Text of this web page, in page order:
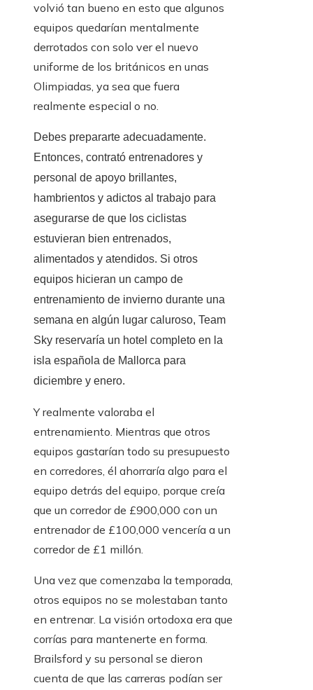
volvió tan bueno en esto que algunos
equipos quedarían mentalmente
derrotados con solo ver el nuevo
uniforme de los británicos en unas
Olimpiadas, ya sea que fuera
realmente especial o no.
Debes prepararte adecuadamente.
Entonces, contrató entrenadores y
personal de apoyo brillantes,
hambrientos y adictos al trabajo para
asegurarse de que los ciclistas
estuvieran bien entrenados,
alimentados y atendidos. Si otros
equipos hicieran un campo de
entrenamiento de invierno durante una
semana en algún lugar caluroso, Team
Sky reservaría un hotel completo en la
isla española de Mallorca para
diciembre y enero.
Y realmente valoraba el
entrenamiento. Mientras que otros
equipos gastarían todo su presupuesto
en corredores, él ahorraría algo para el
equipo detrás del equipo, porque creía
que un corredor de £900,000 con un
entrenador de £100,000 vencería a un
corredor de £1 millón.
Una vez que comenzaba la temporada,
otros equipos no se molestaban tanto
en entrenar. La visión ortodoxa era que
corrías para mantenerte en forma.
Brailsford y su personal se dieron
cuenta de que las carreras podían ser